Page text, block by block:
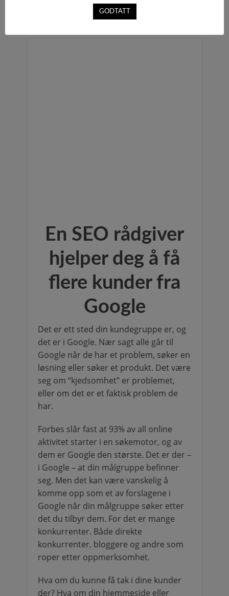
25. mai 2022
En SEO rådgiver
hjelper deg å få
flere kunder fra
Google
Det er ett sted din kundegruppe er, og
det er i Google. Nær sagt alle går til
Google når de har et problem, søker en
løsning eller søker et produkt. Det være
seg om “kjedsomhet” er problemet,
eller om det er et faktisk problem de
har.
Forbes slår fast at 93% av all online
aktivitet starter i en søkemotor, og av
dem er Google den største. Det er der –
i Google – at din målgruppe befinner
seg. Men det kan være vanskelig å
komme opp som et av forslagene i
Google når din målgruppe søker etter
det du tilbyr dem. For det er mange
konkurrenter. Både direkte
konkurrenter, bloggere og andre som
roper etter oppmerksomhet.
Hva om du kunne få tak i dine kunder
der? Hva om din hjemmeside eller
GODTATT